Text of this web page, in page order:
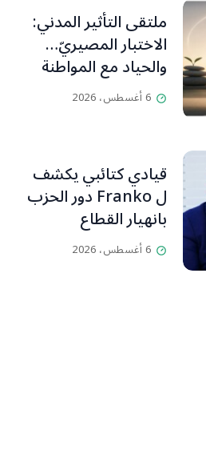
ملتقى التأثير المدني:
الاختبار المصيريّ…
والحياد مع المواطنة
بوصلة
6 أغسطس، 2026
قيادي كتائبي يكشف
ل Franko دور الحزب
بانهيار القطاع
المصرفي
6 أغسطس، 2026